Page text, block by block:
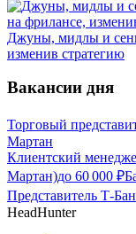
Джуны, мидлы и
изменив стратегию
Вакансии дня
Торговый
Мартан
Клиентский
Мартан)до 60 000 ₽
Представитель Т-
HeadHunter